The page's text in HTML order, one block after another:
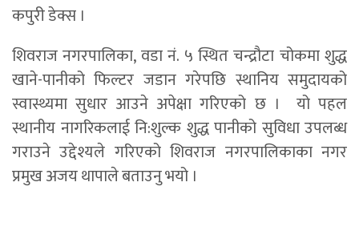
कपुरी डेक्स ।
शिवराज नगरपालिका, वडा नं. ५ स्थित चन्द्रौटा चोकमा शुद्ध
खाने-पानीको फिल्टर जडान गरेपछि स्थानिय समुदायको
स्वास्थ्यमा सुधार आउने अपेक्षा गरिएको छ । यो पहल
स्थानीय नागरिकलाई नि:शुल्क शुद्ध पानीको सुविधा उपलब्ध
गराउने उद्देश्यले गरिएको शिवराज नगरपालिकाका नगर
प्रमुख अजय थापाले बताउनु भयो ।